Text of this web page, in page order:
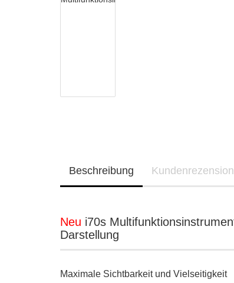
Beschreibung
Neu i70s
Darstellung
Maximale Sichtbarkeit und Vielseitigkeit